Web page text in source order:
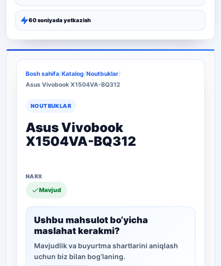
60 soniyada yetkazish
Bosh sahifa/Katalog/Noutbuklar/
Asus Vivobook X1504VA-BQ312
NOUTBUKLAR
Asus Vivobook
X1504VA-BQ312
Mavjud
Ushbu mahsulot bo‘yicha
maslahat kerakmi?
Mavjudlik va buyurtma shartlarini aniqlash
uchun biz bilan bog‘laning.